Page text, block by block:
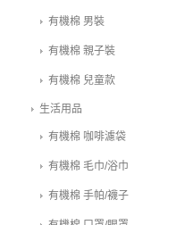
有機棉 男裝
有機棉 親子裝
有機棉 兒童款
生活用品
有機棉 咖啡濾袋
有機棉 毛巾/浴巾
有機棉 手帕/襪子